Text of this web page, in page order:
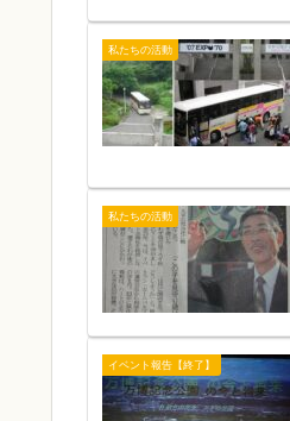
私たちの活動
私たちの活動
イベント報告【終了】